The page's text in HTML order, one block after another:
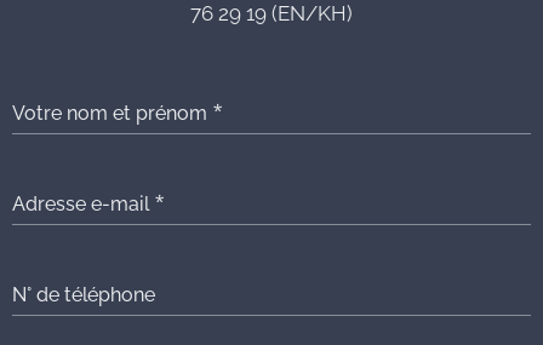
76 29 19 (EN/KH)
Votre nom et prénom
Adresse e-mail
N° de téléphone